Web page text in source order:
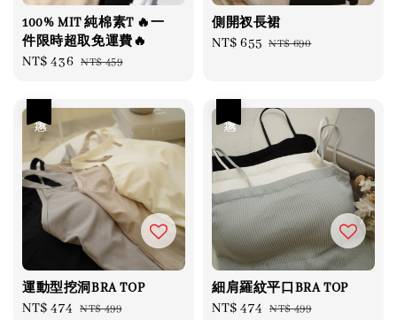
100% MIT 純棉素T 🔥一
件限時超取免運費🔥
Sale
NT$ 436 Regular
NT$ 459
側開衩長裙
Sale
NT$ 655 Regular
NT$ 690
運動型挖洞BRA TOP
Sale
NT$ 474 Regular
NT$ 499
細肩羅紋平口BRA TOP
Sale
NT$ 474 Regular
NT$ 499